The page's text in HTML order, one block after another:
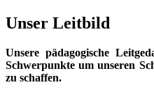
Unser Leitbild
Unsere pädagogische
Schwerpunkte um unseren
zu schaffen.